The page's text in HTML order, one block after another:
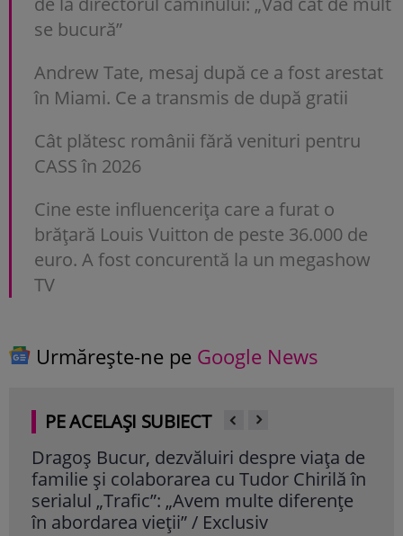
se bucură”
Andrew Tate, mesaj după ce a fost arestat
în Miami. Ce a transmis de după gratii
Cât plătesc românii fără venituri pentru
CASS în 2026
Cine este influencerița care a furat o
brățară Louis Vuitton de peste 36.000 de
euro. A fost concurentă la un megashow
TV
Urmărește-ne pe Google News
PE ACELAȘI SUBIECT
Dragoș Bucur, dezvăluiri despre viața de
familie și colaborarea cu Tudor Chirilă în
serialul „Trafic”: „Avem multe diferențe
în abordarea vieții” / Exclusiv